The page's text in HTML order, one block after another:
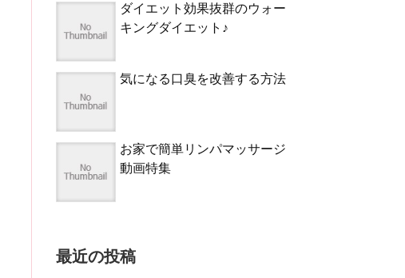
ダイエット効果抜群のウォー
キングダイエット♪
気になる口臭を改善する方法
お家で簡単リンパマッサージ
動画特集
最近の投稿